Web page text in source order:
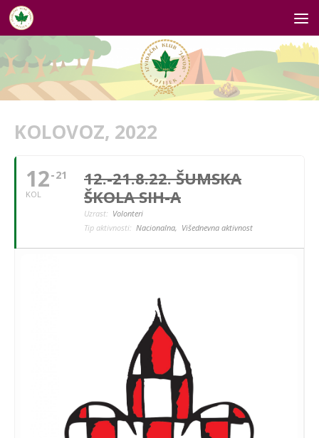
Skip to content
KOLOVOZ, 2022
12
KOL
21
12.-21.8.22. ŠUMSKA
ŠKOLA SIH-A
Uzrast: Volonteri
Tip aktivnosti: Nacionalna, Višednevna aktivnost